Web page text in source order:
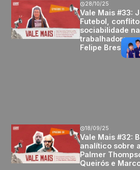
28/10/25
Vale Mais #33:
Futebol,
sociabilidade
trabalhadora
Felipe Bresolin
18/09/25
Vale Mais #32:
analítico sobre
Palmer
Queirós e